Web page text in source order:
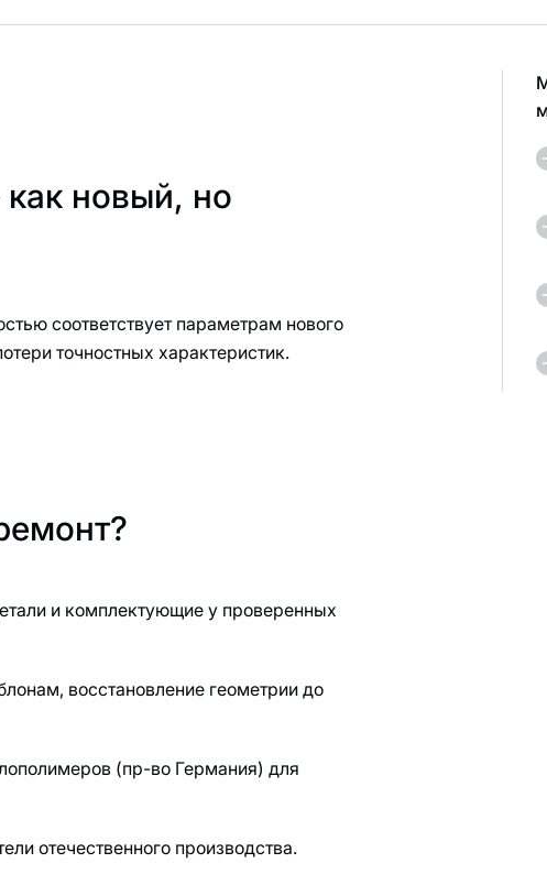
новый, но
соответствует параметрам нового
точностных характеристик.
и комплектующие у проверенных
восстановление геометрии до
(пр-во Германия) для
отечественного производства.